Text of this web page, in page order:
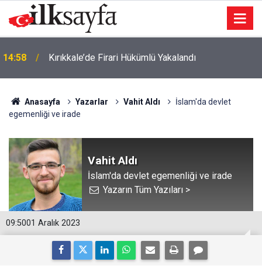
14:58 Kırıkkale’de Firari Hükümlü Yakalandı
Anasayfa Yazarlar Vahit Aldı
İslam'da devlet
egemenliği ve irade
Vahit Aldı
İslam'da devlet egemenliği ve irade
Yazarın Tüm Yazıları >
09:5001 Aralık 2023